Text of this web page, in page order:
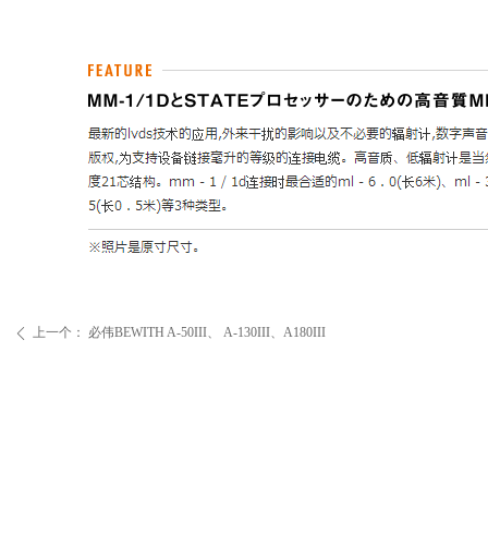
ꄴ 上一个： 必伟BEWITH A-50III、 A-130III、A180III